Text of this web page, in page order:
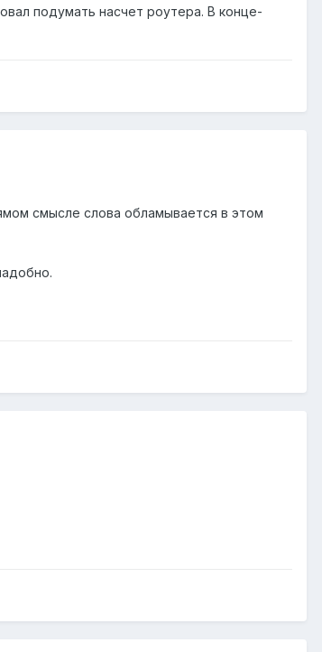
подумать насчет роутера. В конце-
смысле слова обламывается в этом